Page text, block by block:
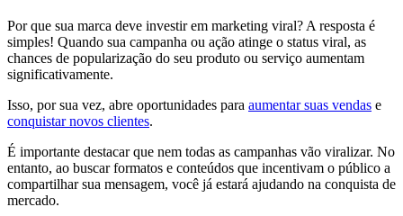
Por que sua marca deve investir em marketing viral? A resposta é
simples! Quando sua campanha ou ação atinge o status viral, as
chances de popularização do seu produto ou serviço aumentam
significativamente.
Isso, por sua vez, abre oportunidades para aumentar suas vendas e
conquistar novos clientes.
É importante destacar que nem todas as campanhas vão viralizar. No
entanto, ao buscar formatos e conteúdos que incentivam o público a
compartilhar sua mensagem, você já estará ajudando na conquista de
mercado.